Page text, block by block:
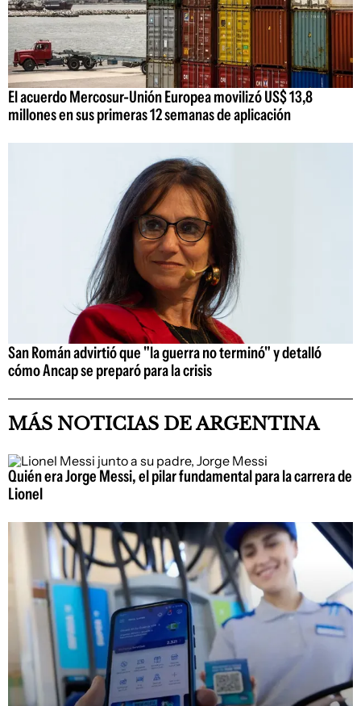
El acuerdo Mercosur-Unión Europea movilizó US$ 13,8
millones en sus primeras 12 semanas de aplicación
San Román advirtió que "la guerra no terminó" y detalló
cómo Ancap se preparó para la crisis
MÁS NOTICIAS DE ARGENTINA
Quién era Jorge Messi, el pilar fundamental para la carrera de
Lionel